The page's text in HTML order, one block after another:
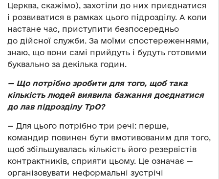
Церква, скажімо), захотіли до них приєднатися
і розвиватися в рамках цього підрозділу. А коли
настане час, приступити безпосередньо
до дійсної служби. За моїми спостереженнями,
знаю, що вони самі прийдуть і будуть готовими
буквально за декілька годин.
— Що потрібно зробити для того, щоб така
кількість людей виявила бажання доєднатися
до лав підрозділу ТрО?
— Для цього потрібно три речі: перше,
командир повинен бути вмотивованим для того,
щоб збільшувалась кількість його резервістів
контрактників, сприяти цьому. Це означає —
організовувати неформальні зустрічі